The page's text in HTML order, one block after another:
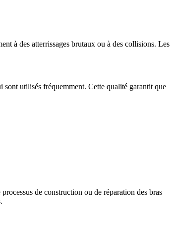
à des atterrissages brutaux ou à des collisions. Les
sont utilisés fréquemment. Cette qualité garantit que
de construction ou de réparation des bras